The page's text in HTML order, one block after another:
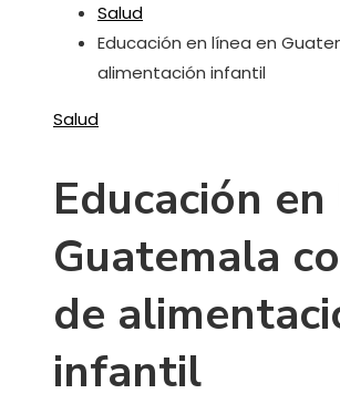
Salud
Educación en línea en
alimentación infantil
Salud
Educación
Guatemala
de
infantil